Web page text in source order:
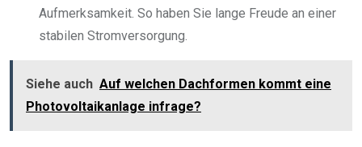
Aufmerksamkeit. So haben Sie lange Freude an einer
stabilen Stromversorgung.
Siehe auch Auf welchen Dachformen kommt eine
Photovoltaikanlage infrage?